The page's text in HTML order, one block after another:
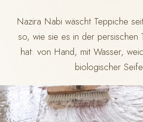
Nazira Nabi wäscht Teppiche
so, wie sie es in der persischen
hat: von Hand, mit Wasser,
biologischer